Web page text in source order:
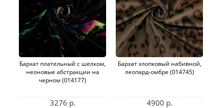
Бархат плательный с шелком,
неоновые абстракции на
черном (014177)
3276 р.
Бархат хлопковый набивной,
леопард-омбре (014745)
4900 р.